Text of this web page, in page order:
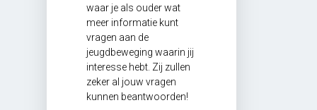
waar je als ouder wat
meer informatie kunt
vragen aan de
jeugdbeweging waarin jij
interesse hebt. Zij zullen
zeker al jouw vragen
kunnen beantwoorden!